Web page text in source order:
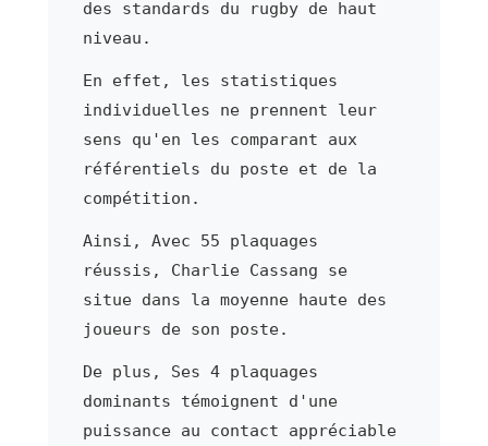
des standards du rugby de haut
niveau.
En effet, les statistiques
individuelles ne prennent leur
sens qu'en les comparant aux
référentiels du poste et de la
compétition.
Ainsi, Avec 55 plaquages
réussis, Charlie Cassang se
situe dans la moyenne haute des
joueurs de son poste.
De plus, Ses 4 plaquages
dominants témoignent d'une
puissance au contact appréciable